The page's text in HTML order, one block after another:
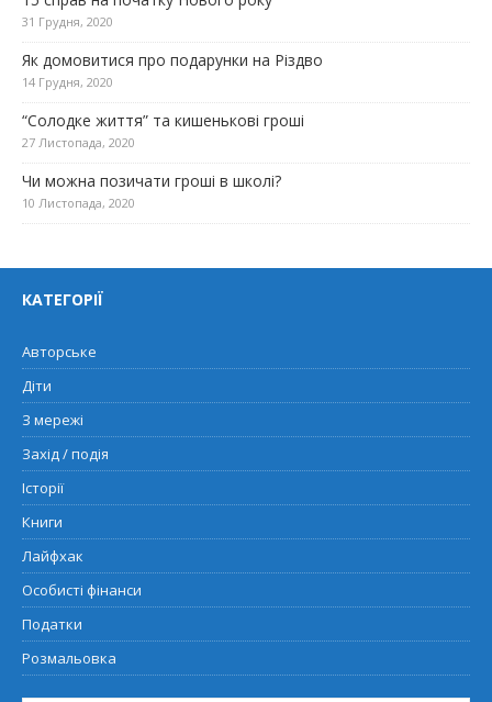
31 Грудня, 2020
Як домовитися про подарунки на Різдво
14 Грудня, 2020
“Солодке життя” та кишенькові гроші
27 Листопада, 2020
Чи можна позичати гроші в школі?
10 Листопада, 2020
КАТЕГОРІЇ
Авторське
Діти
З мережі
Захід / подія
Історії
Книги
Лайфхак
Особисті фінанси
Податки
Розмальовка